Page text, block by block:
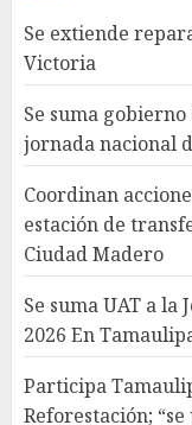
Se extiende
Victoria
Se suma
jornada nacional
Coordinan
estación de
Ciudad Madero
Se suma UAT a
2026 En
Participa
Reforestación;